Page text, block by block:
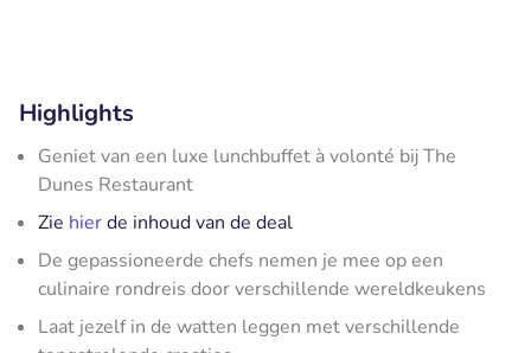
Highlights
Geniet van een luxe lunchbuffet à volonté bij The
Dunes Restaurant
Zie hierde inhoud van de deal
De gepassioneerde chefs nemen je mee op een
culinaire rondreis door verschillende wereldkeukens
Laat jezelf in de watten leggen met verschillende